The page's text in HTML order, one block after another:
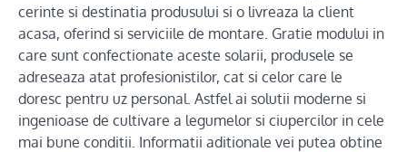
cerinte si destinatia produsului si o livreaza la client
acasa, oferind si serviciile de montare. Gratie modului in
care sunt confectionate aceste solarii, produsele se
adreseaza atat profesionistilor, cat si celor care le
doresc pentru uz personal. Astfel ai solutii moderne si
ingenioase de cultivare a legumelor si ciupercilor in cele
mai bune conditii. Informatii aditionale vei putea obtine